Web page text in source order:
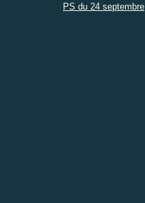
PS du 24 septembre